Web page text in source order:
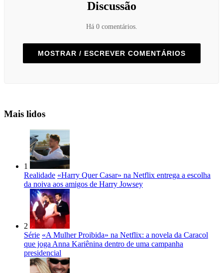
Discussão
Há 0 comentários.
MOSTRAR / ESCREVER COMENTÁRIOS
Mais lidos
1
Realidade «Harry Quer Casar» na Netflix entrega a escolha
da noiva aos amigos de Harry Jowsey
2
Série «A Mulher Proibida» na Netflix: a novela da Caracol
que joga Anna Kariênina dentro de uma campanha
presidencial